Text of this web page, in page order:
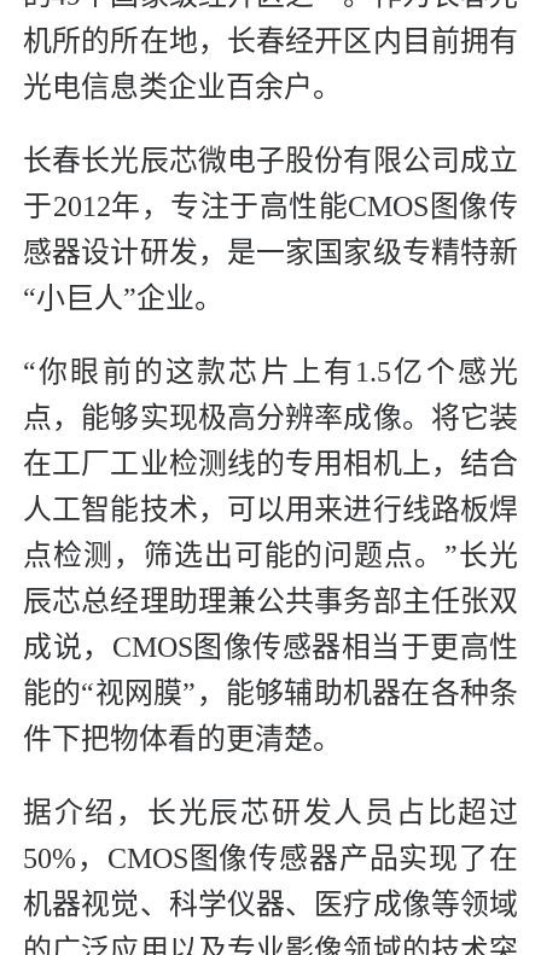
机所的所在地，长春经开区内目前拥有
光电信息类企业百余户。
长春长光辰芯微电子股份有限公司成立
于2012年，专注于高性能CMOS图像传
感器设计研发，是一家国家级专精特新
“小巨人”企业。
“你眼前的这款芯片上有1.5亿个感光
点，能够实现极高分辨率成像。将它装
在工厂工业检测线的专用相机上，结合
人工智能技术，可以用来进行线路板焊
点检测，筛选出可能的问题点。”长光
辰芯总经理助理兼公共事务部主任张双
成说，CMOS图像传感器相当于更高性
能的“视网膜”，能够辅助机器在各种条
件下把物体看的更清楚。
据介绍，长光辰芯研发人员占比超过
50%，CMOS图像传感器产品实现了在
机器视觉、科学仪器、医疗成像等领域